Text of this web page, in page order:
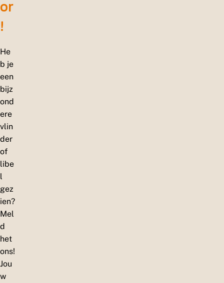
or
!
He
b je
een
bijz
ond
ere
vlin
der
of
libe
l
gez
ien?
Mel
d
het
ons!
Jou
w